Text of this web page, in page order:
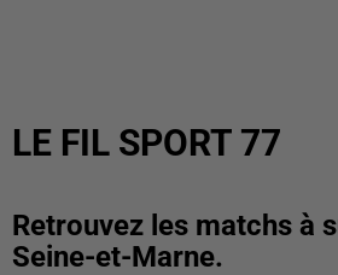
LE FIL SPORT 77
Retrouvez les matchs à
Seine-et-Marne.